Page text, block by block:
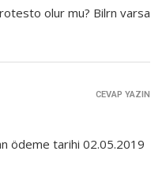
olur mu? Bilrn varsa
ödeme tarihi 02.05.2019
CEVAP YAZIN